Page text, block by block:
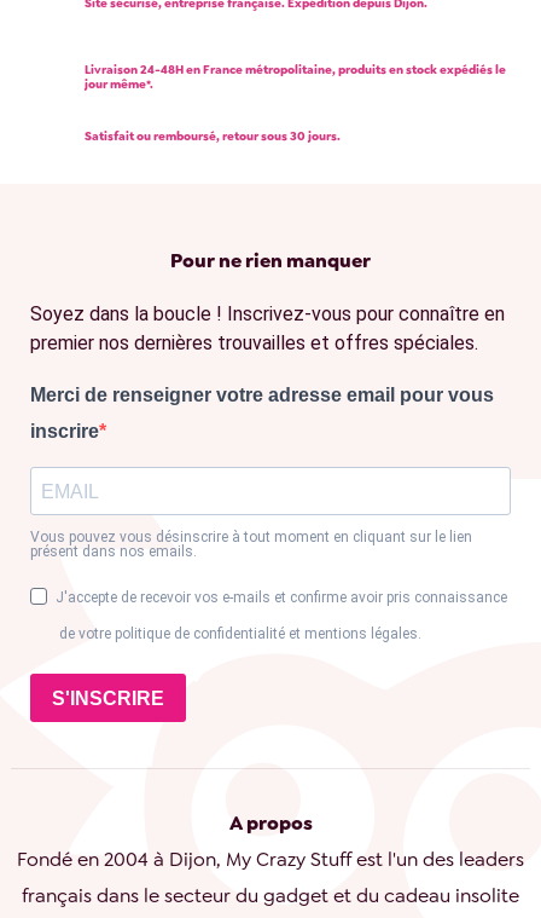
Site sécurisé, entreprise française. Expédition depuis Dijon.
Livraison 24-48H en France métropolitaine, produits en stock expédiés le
jour même*.
Satisfait ou remboursé, retour sous 30 jours.
Pour ne rien manquer
Soyez dans la boucle ! Inscrivez-vous pour connaître en
premier nos dernières trouvailles et offres spéciales.
Merci de renseigner votre adresse email pour vous
inscrire
Vous pouvez vous désinscrire à tout moment en cliquant sur le lien
présent dans nos emails.
J'accepte de recevoir vos e-mails et confirme avoir pris connaissance
de votre politique de confidentialité et mentions légales.
S'INSCRIRE
A propos
Fondé en 2004 à Dijon, My Crazy Stuff est l'un des leaders
français dans le secteur du gadget et du cadeau insolite